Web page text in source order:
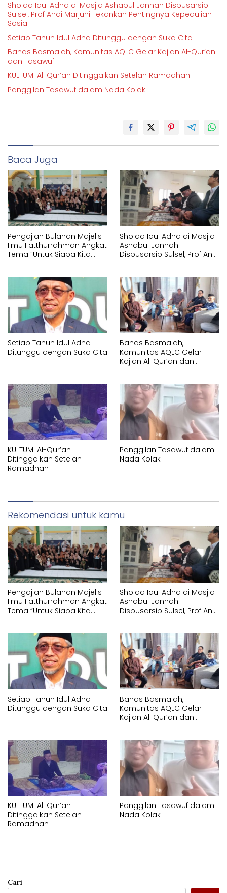
Sholad Idul Adha di Masjid Ashabul Jannah Dispusarsip
Sulsel, Prof Andi Marjuni Tekankan Pentingnya Kepedulian
Sosial
Setiap Tahun Idul Adha Ditunggu dengan Suka Cita
Bahas Basmalah, Komunitas AQLC Gelar Kajian Al-Qur’an
dan Tasawuf
KULTUM: Al-Qur’an Ditinggalkan Setelah Ramadhan
Panggilan Tasawuf dalam Nada Kolak
Baca Juga
Pengajian Bulanan Majelis
Ilmu Fatthurrahman Angkat
Tema “Untuk Siapa Kita
Sholad Idul Adha di Masjid
Ashabul Jannah
Dispusarsip Sulsel, Prof Andi
Sosial
Setiap Tahun Idul Adha
Ditunggu dengan Suka Cita
Bahas Basmalah,
Komunitas AQLC Gelar
Kajian Al-Qur’an dan
KULTUM: Al-Qur’an
Ditinggalkan Setelah
Ramadhan
Panggilan Tasawuf dalam
Nada Kolak
Rekomendasi untuk kamu
Pengajian Bulanan Majelis
Ilmu Fatthurrahman Angkat
Tema “Untuk Siapa Kita
Sholad Idul Adha di Masjid
Ashabul Jannah
Dispusarsip Sulsel, Prof Andi
Sosial
Setiap Tahun Idul Adha
Ditunggu dengan Suka Cita
Bahas Basmalah,
Komunitas AQLC Gelar
Kajian Al-Qur’an dan
KULTUM: Al-Qur’an
Ditinggalkan Setelah
Ramadhan
Panggilan Tasawuf dalam
Nada Kolak
Cari